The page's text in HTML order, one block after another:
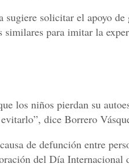
sugiere solicitar el apoyo
similares para imitar la
los niños pierdan su
dice Borrero
de defunción entre
del Día Internacional